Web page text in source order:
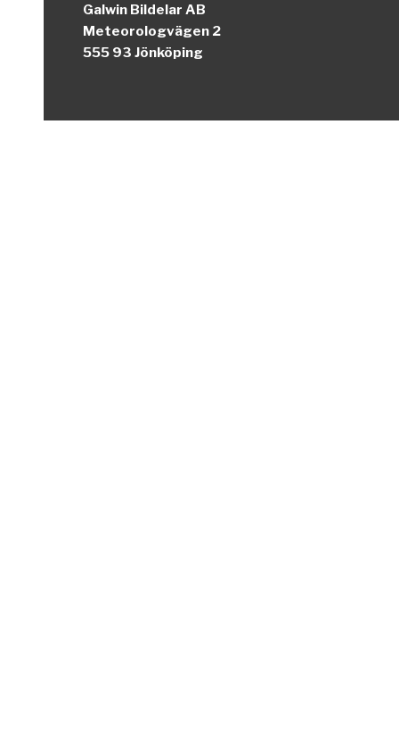
Galwin Bildelar AB
Meteorologvägen 2
555 93 Jönköping